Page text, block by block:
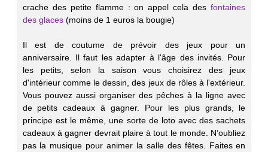
crache des petite flamme : on appel cela desfontaines
des glaces(moins de 1 euros la bougie)
Il est de coutume de prévoir des jeux pour un
anniversaire. Il faut les adapter à l'âge des invités. Pour
les petits, selon la saison vous choisirez des jeux
d'intérieur comme le dessin, des jeux de rôles à l'extérieur.
Vous pouvez aussi organiser des pêches à la ligne avec
de petits cadeaux à gagner. Pour les plus grands, le
principe est le même, une sorte de loto avec des sachets
cadeaux à gagner devrait plaire à tout le monde. N’oubliez
pas la musique pour animer la salle des fêtes. Faites en